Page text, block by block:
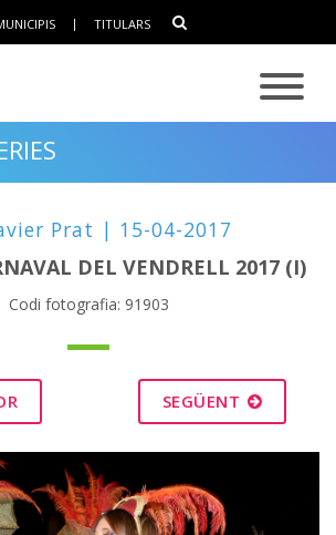
| TITULARS
Prat | 15-04-2017
DEL VENDRELL 2017 (I)
Codi fotografia: 91903
SEGÜENT